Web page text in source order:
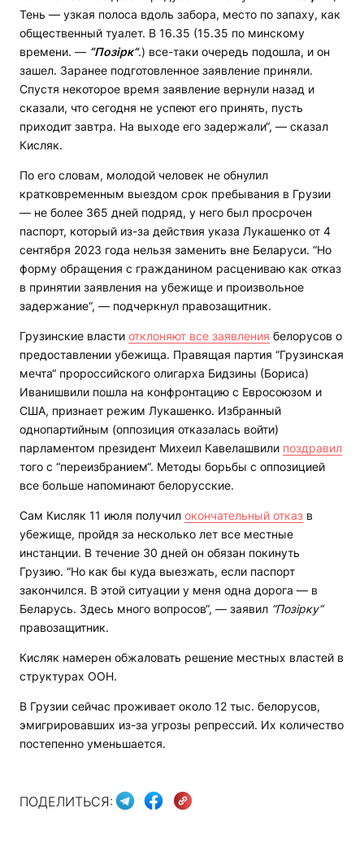
Тень — узкая полоса вдоль забора, место по запаху, как
общественный туалет. В 16.35 (15.35 по минскому
времени. — “Позірк“.) все-таки очередь подошла, и он
зашел. Заранее подготовленное заявление приняли.
Спустя некоторое время заявление вернули назад и
сказали, что сегодня не успеют его принять, пусть
приходит завтра. На выходе его задержали“, — сказал
Кисляк.
По его словам, молодой человек не обнулил
кратковременным выездом срок пребывания в Грузии
— не более 365 дней подряд, у него был просрочен
паспорт, который из-за действия указа Лукашенко от 4
сентября 2023 года нельзя заменить вне Беларуси. “Но
форму обращения с гражданином расцениваю как отказ
в принятии заявления на убежище и произвольное
задержание“, — подчеркнул правозащитник.
Грузинские власти отклоняют все заявления белорусов о
предоставлении убежища. Правящая партия “Грузинская
мечта“ пророссийского олигарха Бидзины (Бориса)
Иванишвили пошла на конфронтацию с Евросоюзом и
США, признает режим Лукашенко. Избранный
однопартийным (оппозиция отказалась войти)
парламентом президент Михеил Кавелашвили поздравил
того с “переизбранием“. Методы борьбы с оппозицией
все больше напоминают белорусские.
Сам Кисляк 11 июля получил окончательный отказ в
убежище, пройдя за несколько лет все местные
инстанции. В течение 30 дней он обязан покинуть
Грузию. “Но как бы куда выезжать, если паспорт
закончился. В этой ситуации у меня одна дорога — в
Беларусь. Здесь много вопросов“, — заявил “Позірку“
правозащитник.
Кисляк намерен обжаловать решение местных властей в
структурах ООН.
В Грузии сейчас проживает около 12 тыс. белорусов,
эмигрировавших из-за угрозы репрессий. Их количество
постепенно уменьшается.
ПОДЕЛИТЬСЯ: